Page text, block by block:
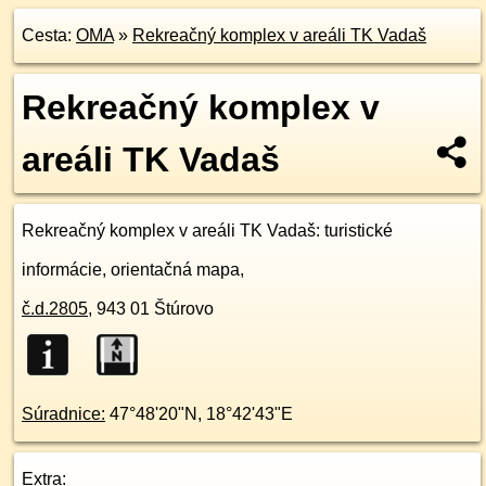
Cesta: OMA» Rekreačný komplex v areáli TK Vadaš
Rekreačný komplex v
areáli TK Vadaš
Rekreačný komplex v areáli TK Vadaš: turistické
informácie, orientačná mapa,
č.d.2805, 943 01 Štúrovo
Súradnice: 47°48'20"N , 18°42'43"E
Extra: